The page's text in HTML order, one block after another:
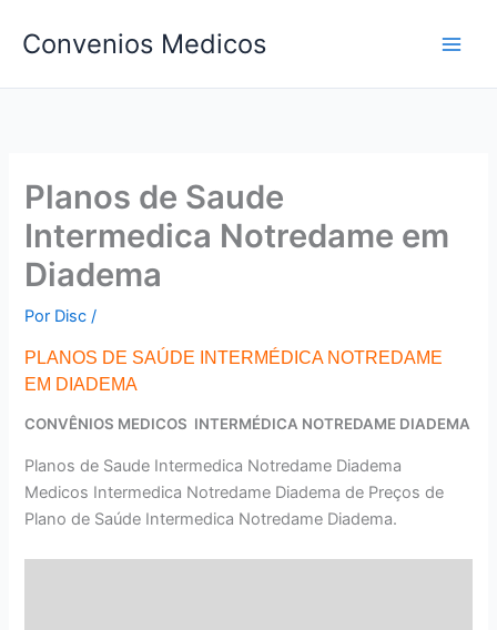
para
conteúdo
Convenios Medicos
Planos de Saude
Intermedica Notredame em
Diadema
Por Disc/
PLANOS DE SAÚDE INTERMÉDICA NOTREDAME
EM DIADEMA
CONVÊNIOS MEDICOS INTERMÉDICA NOTREDAME DIADEMA
Planos de Saude Intermedica Notredame Diadema
Medicos Intermedica Notredame Diadema de Preços de
Plano de Saúde Intermedica Notredame Diadema.